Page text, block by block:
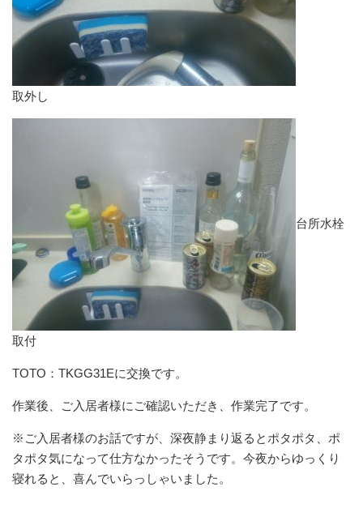
取外し
台所水栓
取付
TOTO：TKGG31Eに交換です。
作業後、ご入居者様にご確認いただき、作業完了です。
※ご入居者様のお話ですが、深夜静まり返るとポタポタ、ポ
タポタ気になって仕方なかったそうです。今夜からゆっくり
寝れると、喜んでいらっしゃいました。